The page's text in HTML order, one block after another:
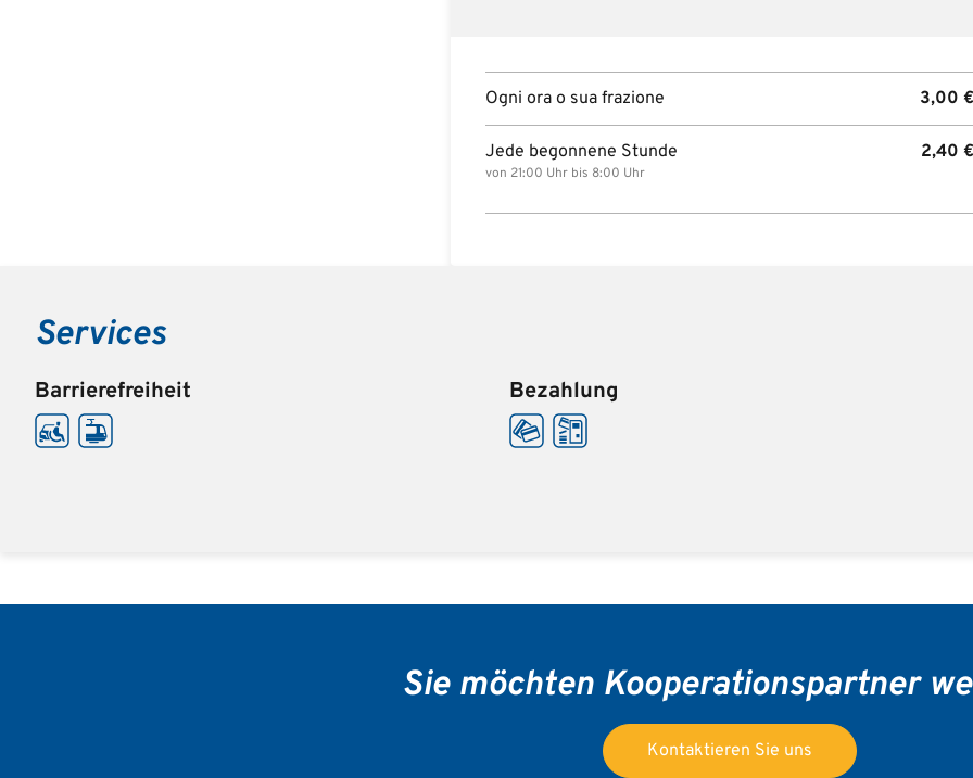
Ogni ora o sua frazione 3,00 €
Jede begonnene Stunde
von 21:00 Uhr bis 8:00 Uhr
2,40 €
Services
Barrierefreiheit Bezahlung
Sie möchten Kooperationspartner
Kontaktieren Sie uns